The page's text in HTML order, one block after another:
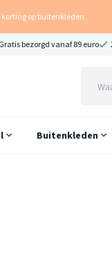
korting op buitenkleden
Gratis bezorgd vanaf 89 euro
Buitenkleden